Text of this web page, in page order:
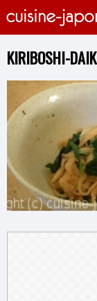
KIRIBOSHI-